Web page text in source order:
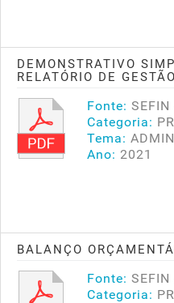
DEMONSTRATIVO
RELATÓRIO DE
Fonte:
Categoria:
Tema:
Ano: 2021
BALANÇO
Fonte:
Categoria: